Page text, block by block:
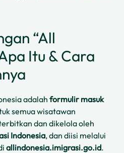
“All
Itu & Cara
adalah formulir masuk
semua wisatawan
dan dikelola oleh
Indonesia, dan diisi melalui
allindonesia.imigrasi.go.id.